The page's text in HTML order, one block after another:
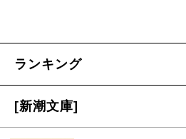
ランキング
[新潮文庫]